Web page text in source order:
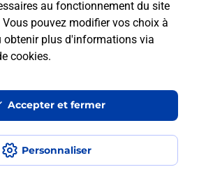
au fonctionnement du site
pouvez modifier vos choix à
obtenir plus d'informations via
cookies.
Personnaliser
Accepter et fermer
peux utiliser mon forfait
La Poste Mobile ?
payer mon
en plusieurs
assurer mon